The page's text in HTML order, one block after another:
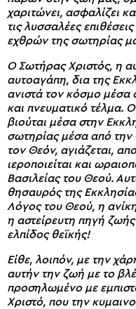
χαριτώνει, ασφαλίζει
τις λυσσαλέες
εχθρών της σωτηρίας
Ο Σωτήρας Χριστός, η
αυτοαγάπη, δια της
ανιστά τον κόσμο μέσα
και πνευματικό τέλμα.
βιούται μέσα στην
σωτηρίας μέσα από
τον Θεόν, αγιάζεται,
ιεροποιείται και
Βασιλείας του Θεού.
θησαυρός της
Λόγος του Θεού, η
η αστείρευτη πηγή
ελπίδος θεϊκής!
Είθε, λοιπόν, με την
αυτήν την ζωή με το
προσηλωμένο με
Χριστό, που την